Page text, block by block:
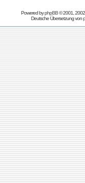
Powered byphpBB© 2001,
Deutsche Übersetzung von